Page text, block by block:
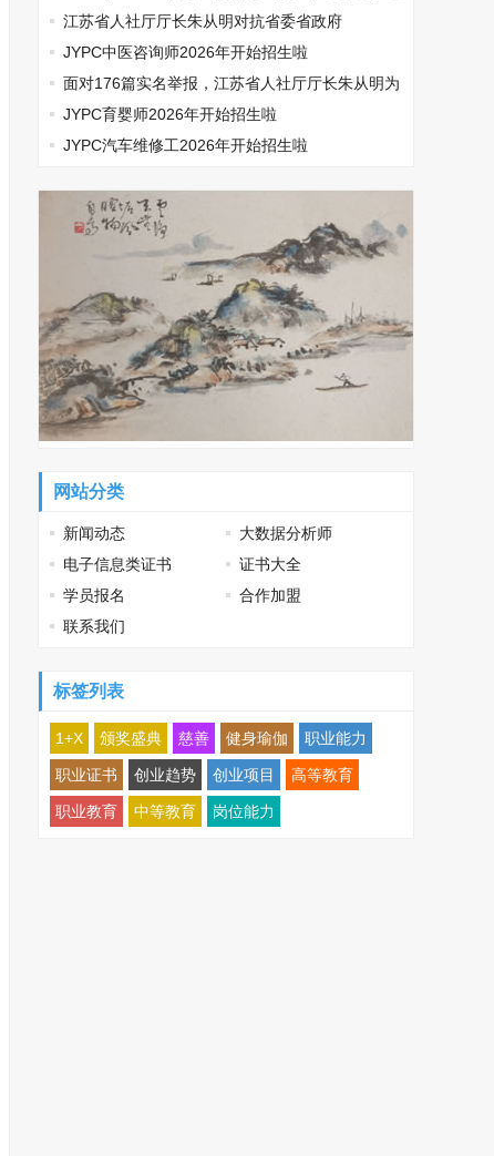
师开始报名啦
江苏省人社厅厅长朱从明对抗省委省政府
JYPC中医咨询师2026年开始招生啦
面对176篇实名举报，江苏省人社厅厅长朱从明为
何选择沉默
JYPC育婴师2026年开始招生啦
JYPC汽车维修工2026年开始招生啦
网站分类
新闻动态
大数据分析师
电子信息类证书
证书大全
学员报名
合作加盟
联系我们
标签列表
1+X 颁奖盛典 慈善 健身瑜伽 职业能力
职业证书 创业趋势 创业项目 高等教育
职业教育 中等教育 岗位能力